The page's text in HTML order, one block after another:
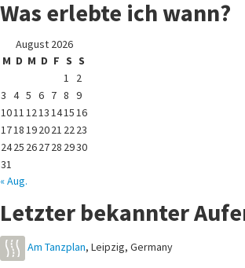
Was erlebte ich wann?
August 2026
M D M D F S S
1
2
3 4 5 6 7 8 9
10111213141516
1718192021 2223
2425 262728 2930
31
« Aug.
Letzter bekannter
Am Tanzplan, Leipzig, Germany